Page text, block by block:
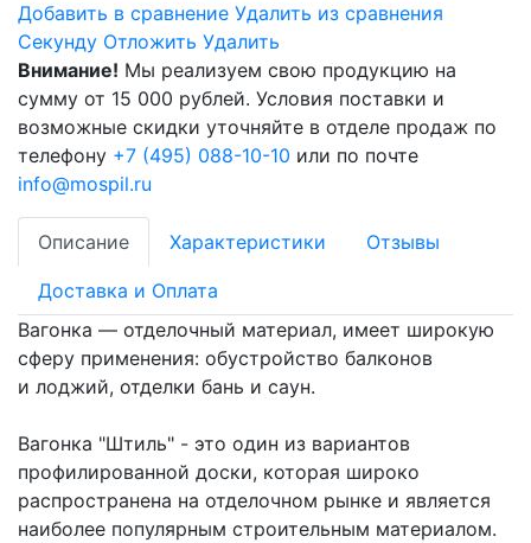
Добавить в сравнение Удалить из сравнения
Cекунду Отложить Удалить
Внимание! Мы реализуем свою продукцию на
сумму от 15 000 рублей. Условия поставки и
возможные скидки уточняйте в отделе продаж по
телефону +7 (495) 088-10-10 или по почте
info@mospil.ru
Описание Характеристики Отзывы
Доставка и Оплата
Вагонка — отделочный материал, имеет широкую
сферу применения: обустройство балконов
и лоджий, отделки бань и саун.
Вагонка "Штиль" - это один из вариантов
профилированной доски, которая широко
распространена на отделочном рынке и является
наиболее популярным строительным материалом.